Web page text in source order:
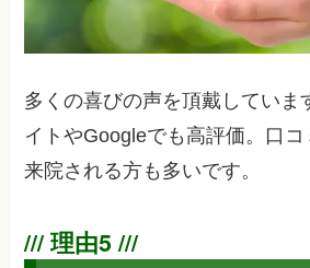
多くの喜びの声を頂戴していま
イトやGoogleでも高評価。口
来院される方も多いです。